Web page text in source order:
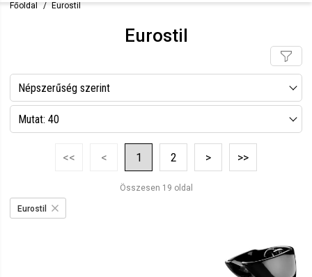
Főoldal Eurostil
Eurostil
Népszerűség szerint
Név szerint csökkenő
Ár szerint növekvő
Mutat: 40
<< < 1 2 > >>
Összesen 19 oldal
Eurostil